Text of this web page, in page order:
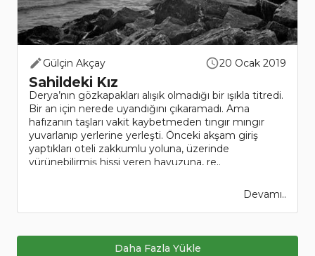
Gülçin Akçay 20 Ocak 2019
Sahildeki Kız
Derya’nın gözkapakları alışık olmadığı bir ışıkla titredi.
Bir an için nerede uyandığını çıkaramadı. Ama
hafızanın taşları vakit kaybetmeden tıngır mıngır
yuvarlanıp yerlerine yerleşti. Önceki akşam giriş
yaptıkları oteli zakkumlu yoluna, üzerinde
yürünebilirmiş hissi veren havuzuna, re..
Devamı..
Daha Fazla Yükle